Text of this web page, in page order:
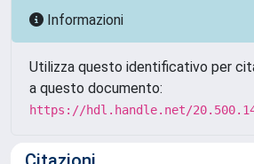
Informazioni
Utilizza questo identificativo per
a questo documento:
https://hdl.handle.net/